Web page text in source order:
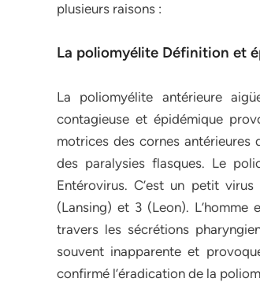
plusieurs raisons :
La poliomyélite Définition et
La poliomyélite antérieure
contagieuse et épidémique
motrices des cornes antérieures
des paralysies flasques. Le
Entérovirus. C’est un petit
(Lansing) et 3 (Leon).
travers les sécrétions
souvent inapparente et
confirmé l’éradication de la